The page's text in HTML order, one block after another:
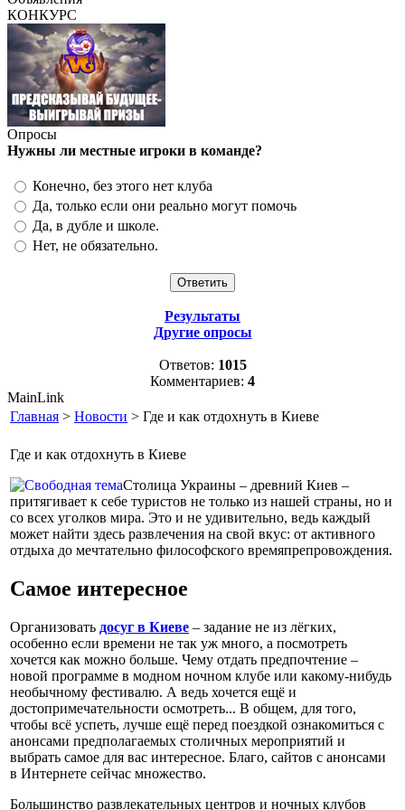
КОНКУРС
Опросы
Нужны ли местные игроки в команде?
Конечно, без этого нет клуба
Да, только если они реально могут помочь
Да, в дубле и школе.
Нет, не обязательно.
Результаты
Другие опросы
Ответов: 1015
Комментариев: 4
MainLink
Главная > Новости > Где и как отдохнуть в Киеве
Где и как отдохнуть в Киеве
Столица Украины – древний Киев –
притягивает к себе туристов не только из нашей страны, но и
со всех уголков мира. Это и не удивительно, ведь каждый
может найти здесь развлечения на свой вкус: от активного
отдыха до мечтательно философского времяпрепровождения.
Самое интересное
Организовать досуг в Киеве – задание не из лёгких,
особенно если времени не так уж много, а посмотреть
хочется как можно больше. Чему отдать предпочтение –
новой программе в модном ночном клубе или какому-нибудь
необычному фестивалю. А ведь хочется ещё и
достопримечательности осмотреть... В общем, для того,
чтобы всё успеть, лучше ещё перед поездкой ознакомиться с
анонсами предполагаемых столичных мероприятий и
выбрать самое для вас интересное. Благо, сайтов с анонсами
в Интернете сейчас множество.
Большинство развлекательных центров и ночных клубов